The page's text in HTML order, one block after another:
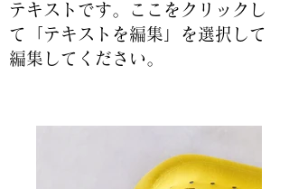
テキストです。ここをクリックし
て「テキストを編集」を選択して
編集してください。